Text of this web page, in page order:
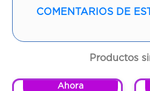
1 Tubo
Código:362645
COMENTARIOS DE
Productos
Ahora